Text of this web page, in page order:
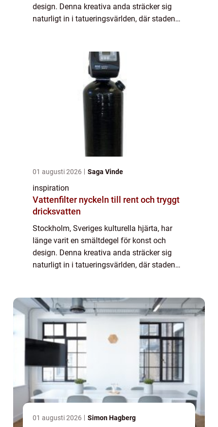
design. Denna kreativa anda sträcker sig
naturligt in i tatueringsvärlden, där staden
01 augusti 2026 Saga Vinde
inspiration
Vattenfilter nyckeln till rent och tryggt
dricksvatten
Stockholm, Sveriges kulturella hjärta, har
länge varit en smältdegel för konst och
design. Denna kreativa anda sträcker sig
naturligt in i tatueringsvärlden, där staden
01 augusti 2026 Simon Hagberg